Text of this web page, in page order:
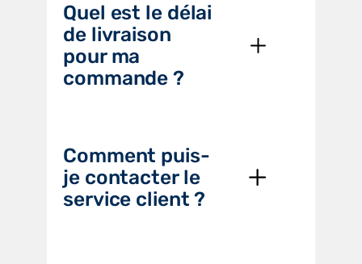
Quel est le délai
de livraison
pour ma
commande ?
Comment puis-
je contacter le
service client ?